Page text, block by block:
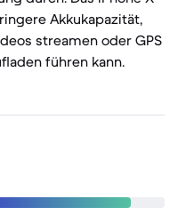
Akkukapazität,
streamen oder GPS
führen kann.